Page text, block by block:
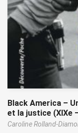
Black America –
et la justice (XIXe
Caroline Rolland-